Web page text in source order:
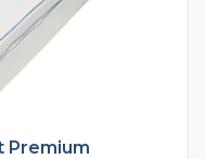
Premium